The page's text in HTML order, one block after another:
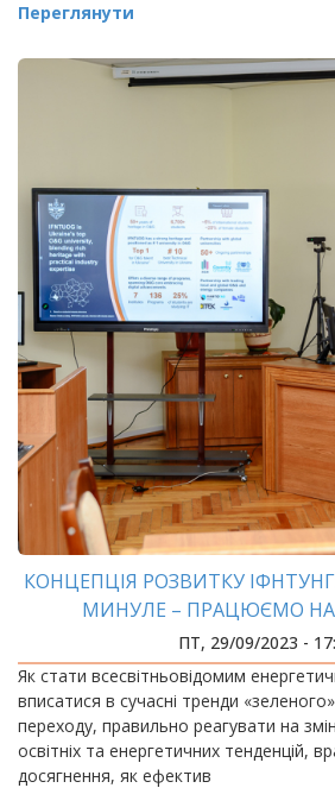
Переглянути
КОНЦЕПЦІЯ РОЗВИТКУ
МИНУЛЕ – ПРАЦЮЄМО
ПТ, 29/09/2023 -
Як стати всесвітньовідомим
вписатися в сучасні тренди
переходу, правильно реагувати на
освітніх та енергетичних тенденцій,
досягнення, як ефектив